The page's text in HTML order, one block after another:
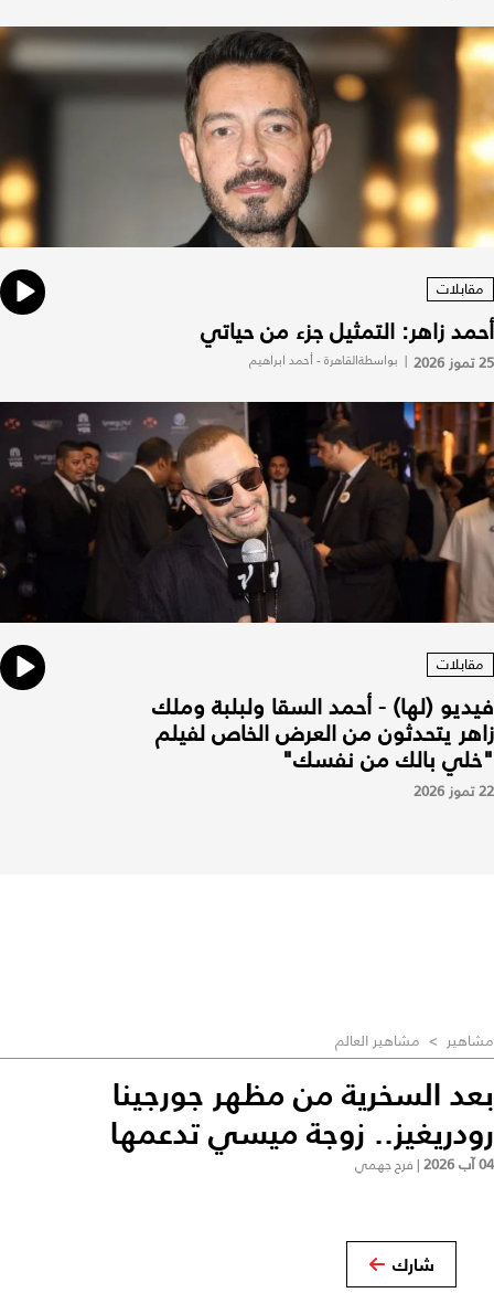
مقابلات
أحمد زاهر: التمثيل جزء من حياتي
25 تموز 2026 | بواسطةالقاهرة - أحمد ابراهيم
مقابلات
فيديو (لها) - أحمد السقا ولبلبة وملك
زاهر يتحدثون من العرض الخاص لفيلم
"خلي بالك من نفسك"
22 تموز 2026
مشاهير > مشاهير العالم
بعد السخرية من مظهر جورجينا
رودريغيز.. زوجة ميسي تدعمها
04 آب 2026 | فرح جهمي
شارك